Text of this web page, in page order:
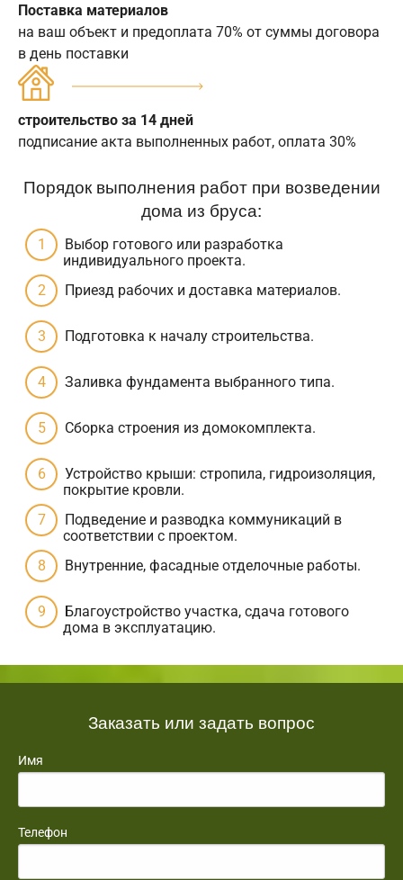
Поставка материалов
на ваш объект и предоплата 70% от суммы договора
в день поставки
строительство за 14 дней
подписание акта выполненных работ, оплата 30%
Порядок выполнения работ при возведении
дома из бруса:
Выбор готового или разработка
индивидуального проекта.
Приезд рабочих и доставка материалов.
Подготовка к началу строительства.
Заливка фундамента выбранного типа.
Сборка строения из домокомплекта.
Устройство крыши: стропила, гидроизоляция,
покрытие кровли.
Подведение и разводка коммуникаций в
соответствии с проектом.
Внутренние, фасадные отделочные работы.
Благоустройство участка, сдача готового
дома в эксплуатацию.
Заказать или задать вопрос
Имя
Телефон